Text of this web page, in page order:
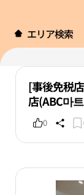
エリア検索
[事後免税
店(ABC마
0